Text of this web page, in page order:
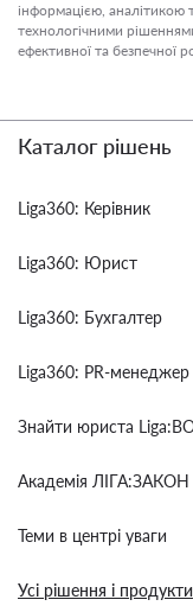
інформацією, аналітикою
технологічними
ефективної та безпечної
Каталог рішень
Liga360: Керівник
Liga360: Юрист
Liga360: Бухгалтер
Liga360: PR-менеджер
Знайти юриста
Академія ЛІГА:ЗАКОН
Теми в центрі уваги
Усі рішення і продукти